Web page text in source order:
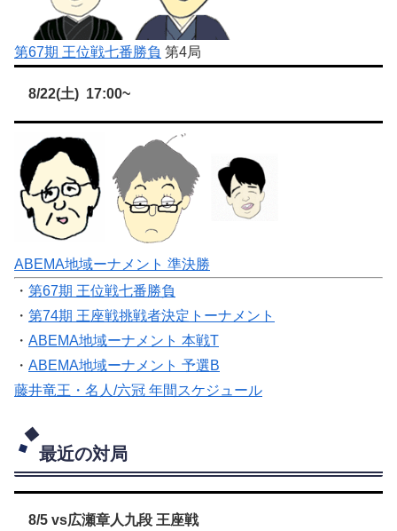
第67期 王位戦七番勝負 第4局
8/22(土) 17:00~
ABEMA地域ーナメント 準決勝
・ 第67期 王位戦七番勝負
・ 第74期 王座戦挑戦者決定トーナメント
・ ABEMA地域ーナメント 本戦T
・ ABEMA地域ーナメント 予選B
藤井竜王・名人/六冠 年間スケジュール
最近の対局
8/5 vs広瀬章人九段 王座戦